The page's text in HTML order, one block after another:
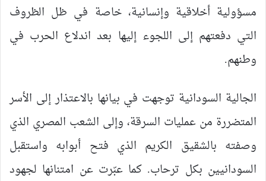
مسؤولية أخلاقية وإنسانية، خاصة في ظل الظروف
التي دفعتهم إلى اللجوء إليها بعد اندلاع الحرب في
وطنهم.
الجالية السودانية توجهت في بيانها بالاعتذار إلى الأسر
المتضررة من عمليات السرقة، وإلى الشعب المصري الذي
وصفته بالشقيق الكريم الذي فتح أبوابه واستقبل
السودانيين بكل ترحاب. كما عبّرت عن امتنانها لجهود